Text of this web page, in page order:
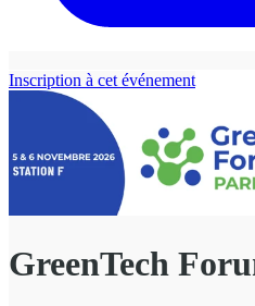
Inscription à cet événement
GreenTech